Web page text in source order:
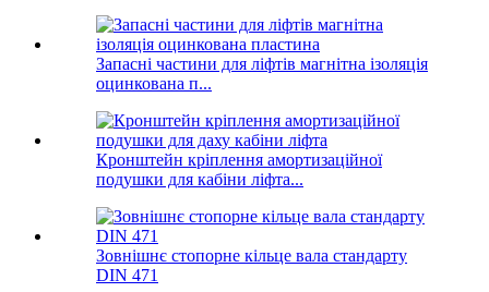
Запасні частини для ліфтів магнітна ізоляція
оцинкована п...
Кронштейн кріплення амортизаційної
подушки для кабіни ліфта...
Зовнішнє стопорне кільце вала стандарту
DIN 471